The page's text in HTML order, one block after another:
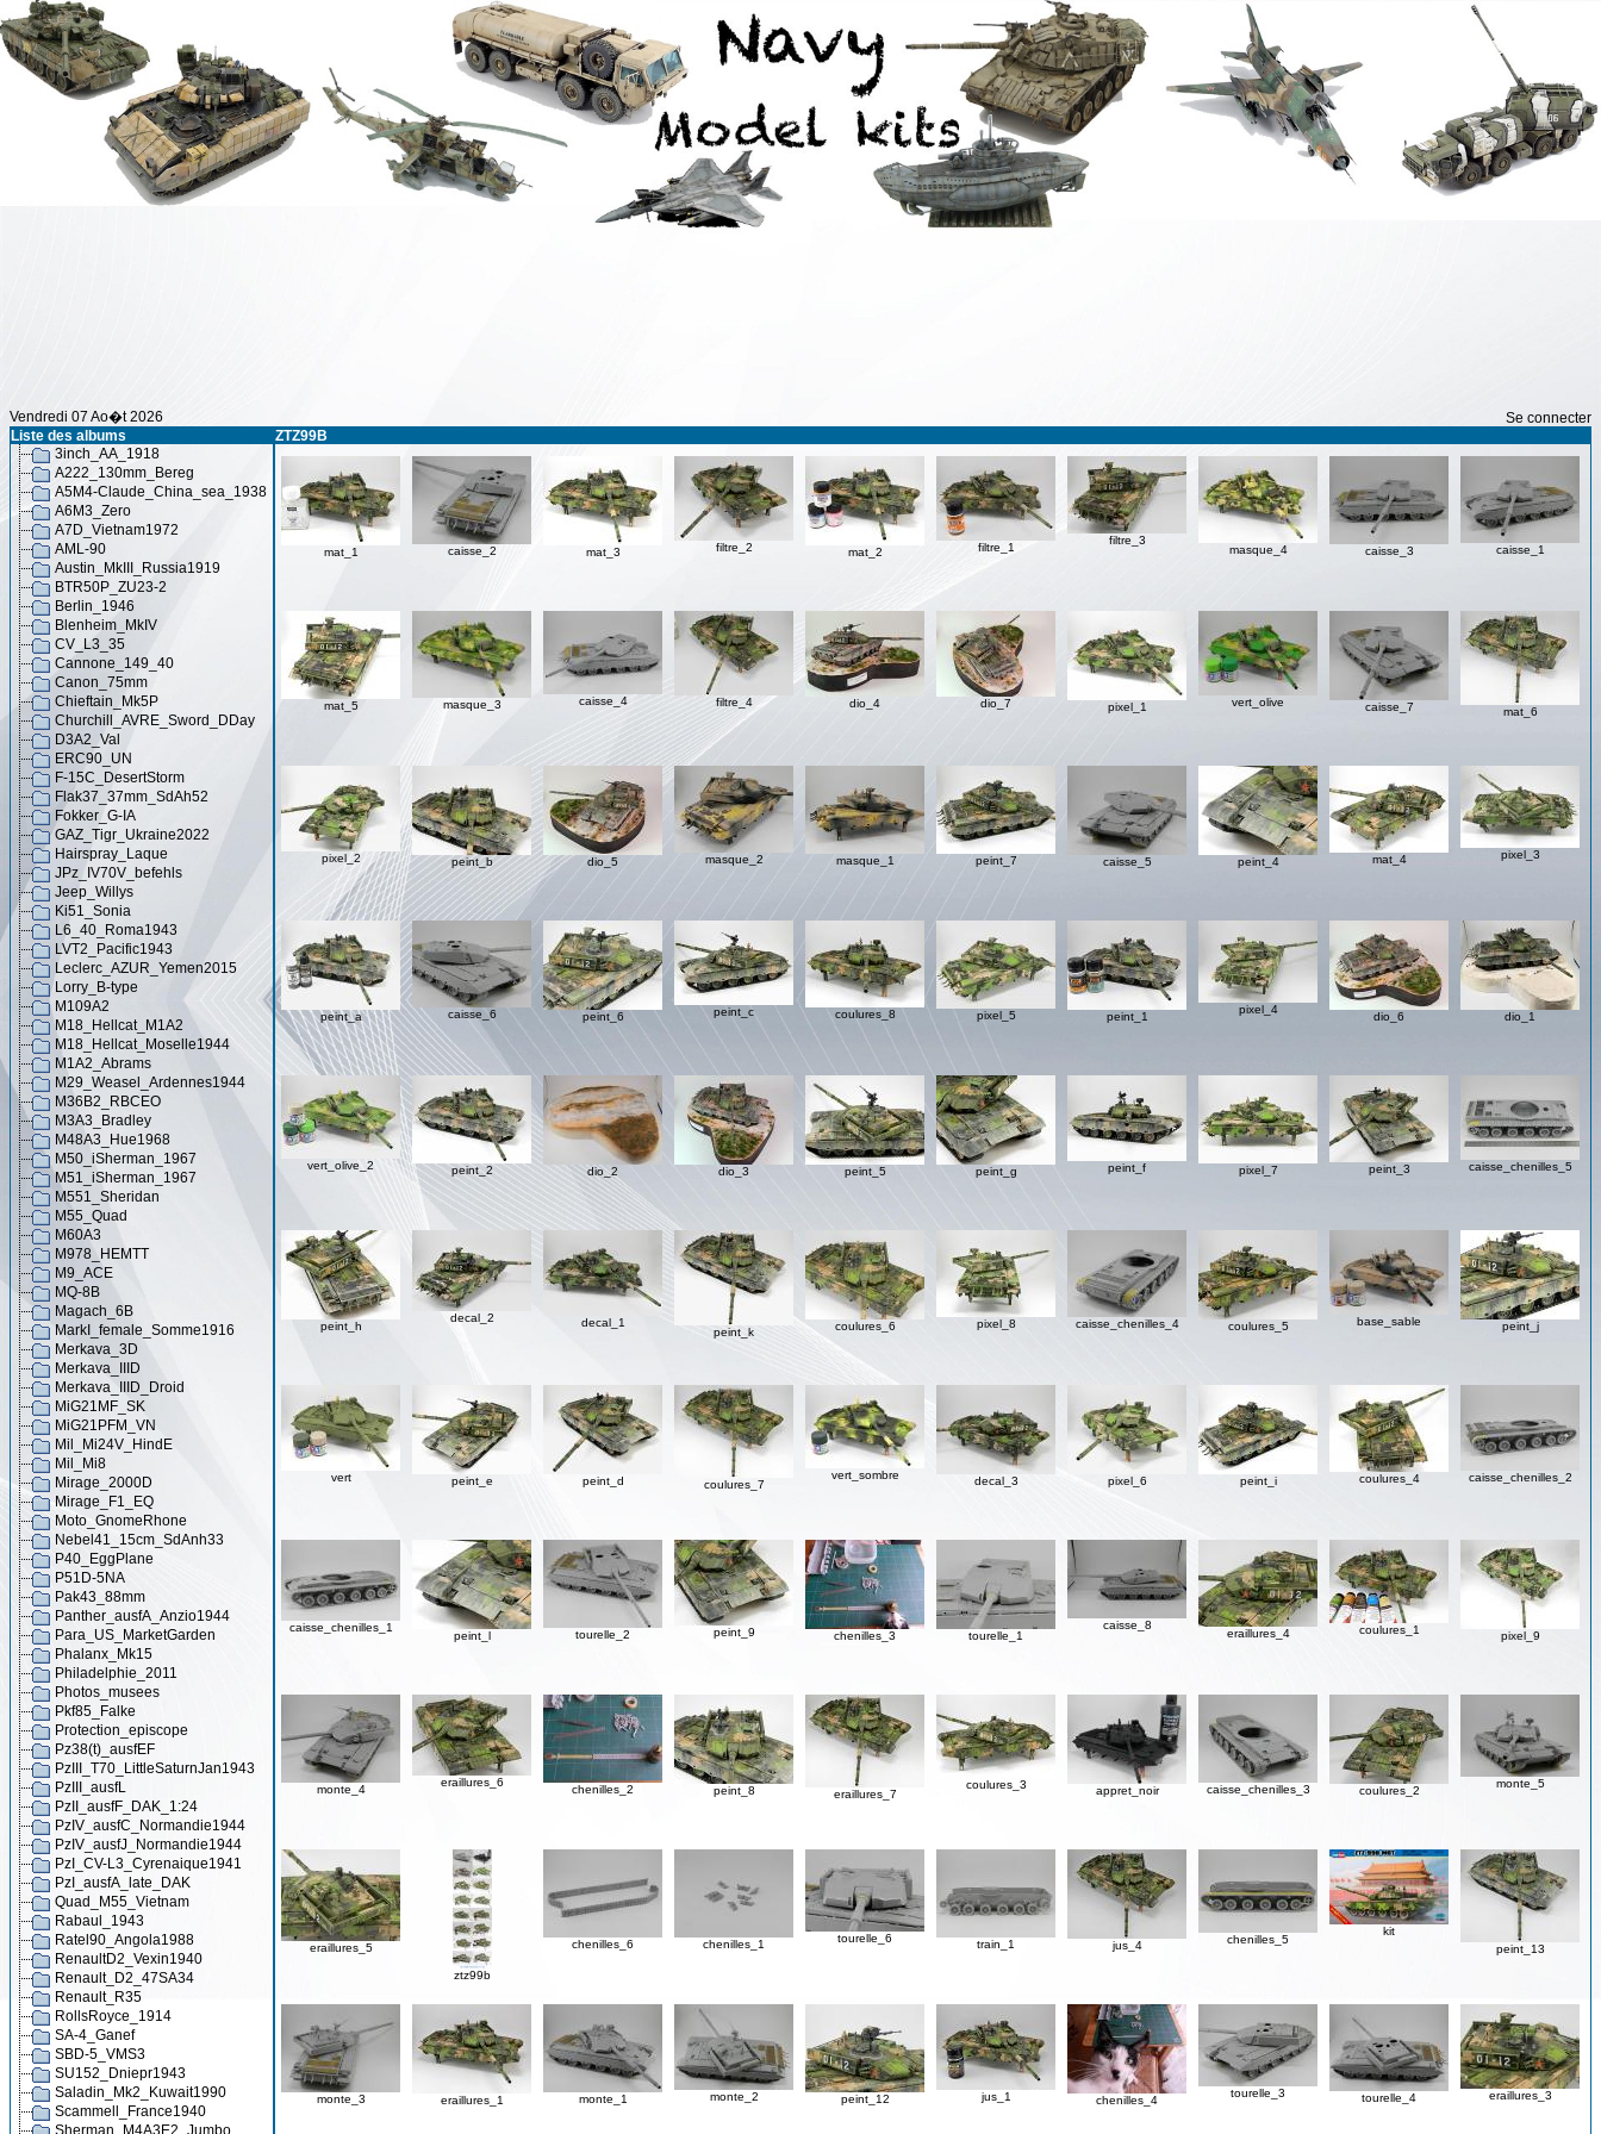
Vendredi 07 Ao�t 2026
Se connecter
Liste des albums
3inch_AA_1918
A222_130mm_Bereg
A5M4-Claude_China_sea_1938
A6M3_Zero
A7D_Vietnam1972
AML-90
Austin_MkIII_Russia1919
BTR50P_ZU23-2
Berlin_1946
Blenheim_MkIV
CV_L3_35
Cannone_149_40
Canon_75mm
Chieftain_Mk5P
Churchill_AVRE_Sword_DDay
D3A2_Val
ERC90_UN
F-15C_DesertStorm
Flak37_37mm_SdAh52
Fokker_G-IA
GAZ_Tigr_Ukraine2022
Hairspray_Laque
JPz_IV70V_befehls
Jeep_Willys
Ki51_Sonia
L6_40_Roma1943
LVT2_Pacific1943
Leclerc_AZUR_Yemen2015
Lorry_B-type
M109A2
M18_Hellcat_M1A2
M18_Hellcat_Moselle1944
M1A2_Abrams
M29_Weasel_Ardennes1944
M36B2_RBCEO
M3A3_Bradley
M48A3_Hue1968
M50_iSherman_1967
M51_iSherman_1967
M551_Sheridan
M55_Quad
M60A3
M978_HEMTT
M9_ACE
MQ-8B
Magach_6B
MarkI_female_Somme1916
Merkava_3D
Merkava_IIID
Merkava_IIID_Droid
MiG21MF_SK
MiG21PFM_VN
Mil_Mi24V_HindE
Mil_Mi8
Mirage_2000D
Mirage_F1_EQ
Moto_GnomeRhone
Nebel41_15cm_SdAnh33
P40_EggPlane
P51D-5NA
Pak43_88mm
Panther_ausfA_Anzio1944
Para_US_MarketGarden
Phalanx_Mk15
Philadelphie_2011
Photos_musees
Pkf85_Falke
Protection_episcope
Pz38(t)_ausfEF
PzIII_T70_LittleSaturnJan1943
PzIII_ausfL
PzII_ausfF_DAK_1:24
PzIV_ausfC_Normandie1944
PzIV_ausfJ_Normandie1944
PzI_CV-L3_Cyrenaique1941
PzI_ausfA_late_DAK
Quad_M55_Vietnam
Rabaul_1943
Ratel90_Angola1988
RenaultD2_Vexin1940
Renault_D2_47SA34
Renault_R35
RollsRoyce_1914
SA-4_Ganef
SBD-5_VMS3
SU152_Dniepr1943
Saladin_Mk2_Kuwait1990
Scammell_France1940
Sherman_M4A3E2_Jumbo
ZTZ99B
mat_1 caisse_2 mat_3 filtre_2 mat_2 filtre_1
filtre_3
masque_4 caisse_3 caisse_1
mat_5 masque_3 caisse_4 filtre_4 dio_4 dio_7 pixel_1 vert_olive caisse_7 mat_6
pixel_2 peint_b dio_5 masque_2 masque_1 peint_7 caisse_5 peint_4 mat_4 pixel_3
peint_a caisse_6 peint_6 peint_c coulures_8 pixel_5 peint_1
pixel_4
dio_6 dio_1
vert_olive_2 peint_2 dio_2 dio_3 peint_5 peint_g peint_f pixel_7 peint_3 caisse_chenilles_5
peint_h
decal_2 decal_1
peint_k coulures_6 pixel_8 caisse_chenilles_4 coulures_5 base_sable peint_j
vert peint_e peint_d coulures_7
vert_sombre decal_3 pixel_6 peint_i coulures_4 caisse_chenilles_2
caisse_chenilles_1
peint_l tourelle_2 peint_9 chenilles_3 tourelle_1
caisse_8
eraillures_4 coulures_1 pixel_9
monte_4
eraillures_6
chenilles_2 peint_8 eraillures_7
coulures_3 appret_noir caisse_chenilles_3 coulures_2
monte_5
eraillures_5
ztz99b
chenilles_6 chenilles_1 tourelle_6 train_1 jus_4 chenilles_5
kit
peint_13
monte_3 eraillures_1 monte_1 monte_2 peint_12 jus_1 chenilles_4
tourelle_3 tourelle_4 eraillures_3